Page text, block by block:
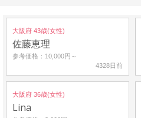
大阪府 43歳(女性)
佐藤恵理
参考価格：10,000円～
4328日前
大阪府 36歳(女性)
Lina